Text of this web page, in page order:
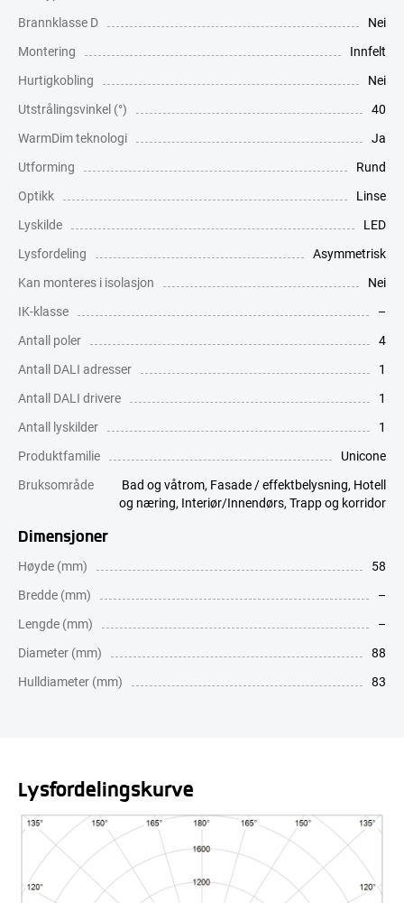
Brannklasse D
Nei
Montering
Innfelt
Hurtigkobling
Nei
Utstrålingsvinkel (°)
40
WarmDim teknologi
Ja
Utforming
Rund
Optikk
Linse
Lyskilde
LED
Lysfordeling
Asymmetrisk
Kan monteres i isolasjon
Nei
IK-klasse
–
Antall poler
4
Antall DALI adresser
1
Antall DALI drivere
1
Antall lyskilder
1
Produktfamilie
Unicone
Bruksområde
Bad og våtrom, Fasade / effektbelysning, Hotell
og næring, Interiør/Innendørs, Trapp og korridor
Dimensjoner
Høyde (mm)
58
Bredde (mm)
–
Lengde (mm)
–
Diameter (mm)
88
Hulldiameter (mm)
83
Lysfordelingskurve